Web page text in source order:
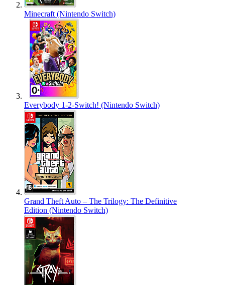
Minecraft (Nintendo Switch)
Everybody 1-2-Switch! (Nintendo Switch)
Grand Theft Auto – The Trilogy: The Definitive
Edition (Nintendo Switch)